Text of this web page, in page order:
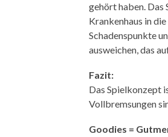
gehört haben. Das
Krankenhaus in
Schadenspunkte
ausweichen, das
Fazit:
Das Spielkonzept
Vollbremsungen
Goodies =